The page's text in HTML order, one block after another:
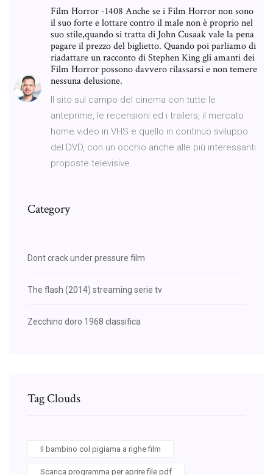
Film Horror -1408 Anche se i Film Horror non sono
il suo forte e lottare contro il male non è proprio nel
suo stile,quando si tratta di John Cusaak vale la pena
pagare il prezzo del biglietto. Quando poi parliamo di
riadattare un racconto di Stephen King gli amanti dei
Film Horror possono davvero rilassarsi e non temere
nessuna delusione.
Il sito sul campo del cinema con tutte le
anteprime, le recensioni ed i trailers, il mercato
home video in VHS e quello in continuo sviluppo
del DVD, con un occhio anche alle più interessanti
proposte televisive.
Category
Dont crack under pressure film
The flash (2014) streaming serie tv
Zecchino doro 1968 classifica
Tag Clouds
Il bambino col pigiama a righe film
Scarica programma per aprire file pdf